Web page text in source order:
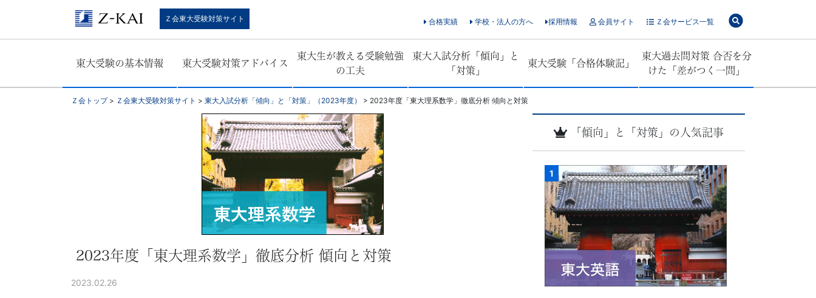
大
Ｚ会東大受験対策サイト 合格実績 学校・法人の方へ 採用情報 会員サイト Ｚ会サービス一覧
東大受験の基本情報 東大受験対策アドバイス
東大生が教える受験勉強
の工夫
東大入試分析「傾向」と
「対策」
東大受験「合格体験記」
東大過去問対策 合否を分
けた「差がつく一問」
Ｚ会トップ> Ｚ会東大受験対策サイト > 東大入試分析「傾向」と「対策」（2023年度） > 2023年度「東大理系数学」徹底分析 傾向と対策
2023年度「東大理系数学」徹底分析 傾向と対策
2023.02.26
「傾向」と「対策」の人気記事